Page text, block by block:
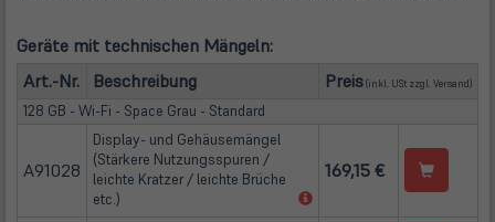
Geräte mit technischen Mängeln:
Art.-Nr.
Beschreibung Preis(inkl. USt zzgl. Versand)
128 GB - Wi-Fi - Space Grau - Standard
A91028
Display- und Gehäusemängel
(Stärkere Nutzungsspuren /
leichte Kratzer / leichte Brüche
etc.)
(öffnet
169,15 €